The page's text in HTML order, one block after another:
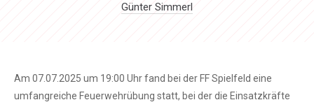
Günter Simmerl
Am 07.07.2025 um 19:00 Uhr fand bei der FF Spielfeld eine
umfangreiche Feuerwehrübung statt, bei der die Einsatzkräfte